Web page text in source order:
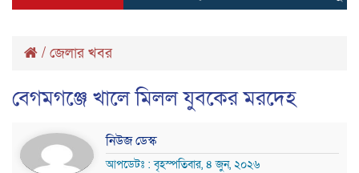
/ জেলার খবর
বেগমগঞ্জে খালে মিলল যুবকের মরদেহ
নিউজ ডেস্ক
আপডেটঃ : বৃহস্পতিবার, ৪ জুন, ২০২৬